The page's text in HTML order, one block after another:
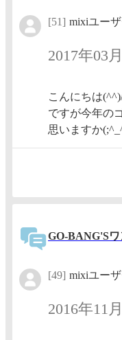
[51] mixiユー
2017年03
こんにちは
ですが今年の
思いますか
GO-BANG'S
[49] mixiユー
2016年11